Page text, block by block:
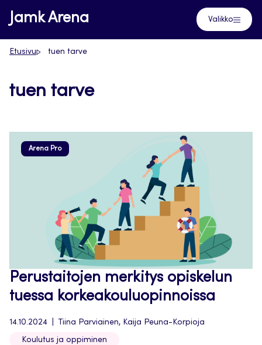
Siirry
suoraan
sisältöön
Jamk Arena Valikko
Etusivu tuen tarve
tuen tarve
Arena Pro
Perustaitojen merkitys opiskelun
tuessa korkeakouluopinnoissa
14.10.2024 Tiina Parviainen, Kaija Peuna-Korpioja
Koulutus ja oppiminen